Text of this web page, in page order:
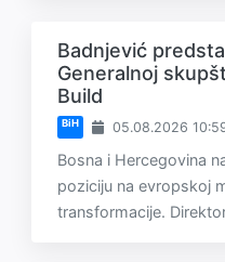
Badnjević
Generalnoj
Build
BiH 05.08.2026
Bosna i Hercegovina
poziciju na evropskoj
transformacije.